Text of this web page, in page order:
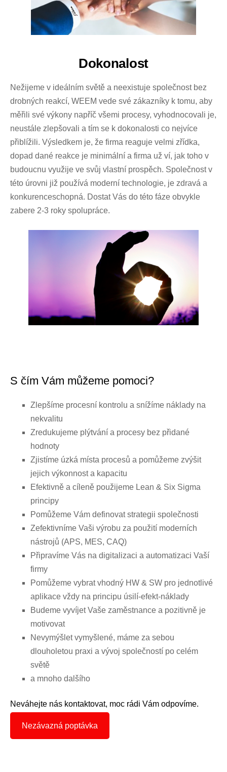
Dokonalost
Nežijeme v ideálním světě a neexistuje společnost bez
drobných reakcí, WEEM vede své zákazníky k tomu, aby
měřili své výkony napříč všemi procesy, vyhodnocovali je,
neustále zlepšovali a tím se k dokonalosti co nejvíce
přiblížili. Výsledkem je, že firma reaguje velmi zřídka,
dopad dané reakce je minimální a firma už ví, jak toho v
budoucnu využije ve svůj vlastní prospěch. Společnost v
této úrovni již používá moderní technologie, je zdravá a
konkurenceschopná. Dostat Vás do této fáze obvykle
zabere 2-3 roky spolupráce.
S čím Vám můžeme pomoci?
Zlepšíme procesní kontrolu a snížíme náklady na
nekvalitu
Zredukujeme plýtvání a procesy bez přidané
hodnoty
Zjistíme úzká místa procesů a pomůžeme zvýšit
jejich výkonnost a kapacitu
Efektivně a cíleně použijeme Lean & Six Sigma
principy
Pomůžeme Vám definovat strategii společnosti
Zefektivníme Vaši výrobu za použití moderních
nástrojů (APS, MES, CAQ)
Připravíme Vás na digitalizaci a automatizaci Vaší
firmy
Pomůžeme vybrat vhodný HW & SW pro jednotlivé
aplikace vždy na principu úsilí-efekt-náklady
Budeme vyvíjet Vaše zaměstnance a pozitivně je
motivovat
Nevymýšlet vymyšlené, máme za sebou
dlouholetou praxi a vývoj společností po celém
světě
a mnoho dalšího
Neváhejte nás kontaktovat, moc rádi Vám odpovíme.
Nezávazná poptávka